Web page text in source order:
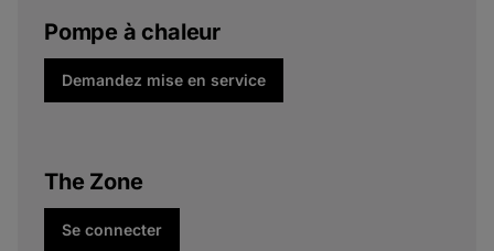
Pompe à chaleur
Demandez mise en service
The Zone
Se connecter